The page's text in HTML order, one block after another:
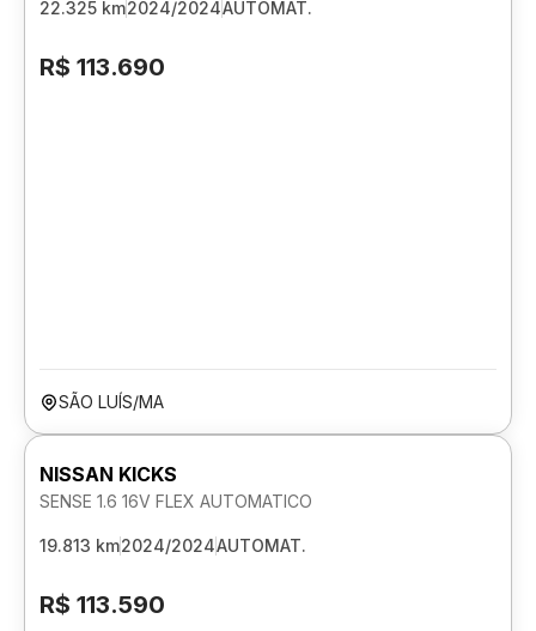
22.325 km2024/2024AUTOMAT.
R$ 113.690
SÃO LUÍS/MA
NISSAN KICKS
SENSE 1.6 16V FLEX AUTOMATICO
19.813 km2024/2024AUTOMAT.
R$ 113.590